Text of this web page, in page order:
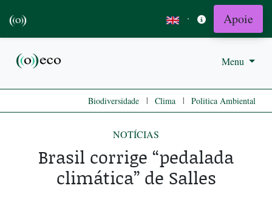
· Apoie
Menu
Biodiversidade | Clima | Politica Ambiental
NOTÍCIAS
Brasil corrige “pedalada
climática” de Salles